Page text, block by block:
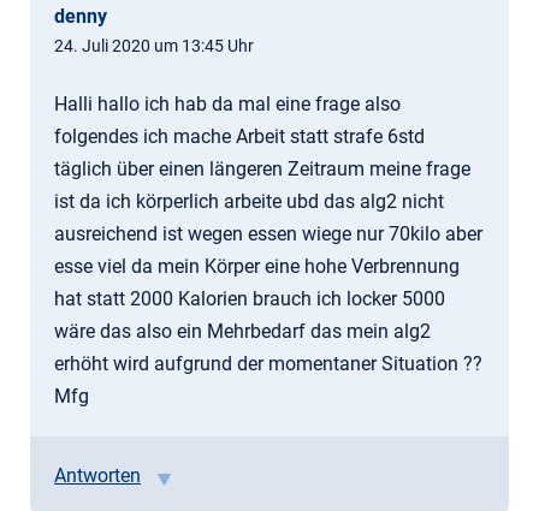
denny
24. Juli 2020 um 13:45 Uhr
Halli hallo ich hab da mal eine frage also
folgendes ich mache Arbeit statt strafe 6std
täglich über einen längeren Zeitraum meine frage
ist da ich körperlich arbeite ubd das alg2 nicht
ausreichend ist wegen essen wiege nur 70kilo aber
esse viel da mein Körper eine hohe Verbrennung
hat statt 2000 Kalorien brauch ich locker 5000
wäre das also ein Mehrbedarf das mein alg2
erhöht wird aufgrund der momentaner Situation ??
Mfg
Antworten